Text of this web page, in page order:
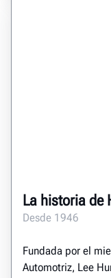
La historia de
Desde 1946
Fundada por el
Automotriz, Lee